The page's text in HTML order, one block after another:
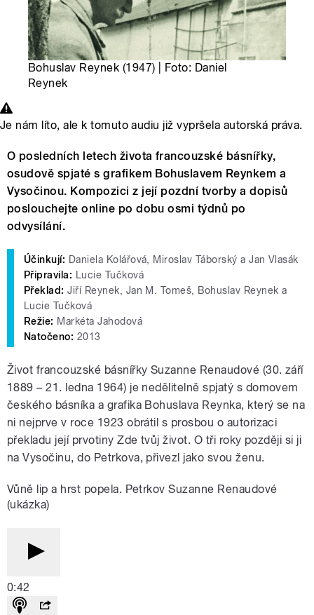
Bohuslav Reynek (1947) | Foto: Daniel
Reynek
Je nám líto, ale k tomuto audiu již vypršela autorská práva.
O posledních letech života francouzské básnířky,
osudově spjaté s grafikem Bohuslavem Reynkem a
Vysočinou. Kompozici z její pozdní tvorby a dopisů
poslouchejte online po dobu osmi týdnů po
odvysílání.
Účinkují: Daniela Kolářová, Miroslav Táborský a Jan Vlasák
Připravila: Lucie Tučková
Překlad: Jiří Reynek, Jan M. Tomeš, Bohuslav Reynek a
Lucie Tučková
Režie: Markéta Jahodová
Natočeno: 2013
Život francouzské básnířky Suzanne Renaudové (30. září
1889 – 21. ledna 1964) je nedělitelně spjatý s domovem
českého básníka a grafika Bohuslava Reynka, který se na
ni nejprve v roce 1923 obrátil s prosbou o autorizaci
překladu její prvotiny Zde tvůj život. O tři roky později si ji
na Vysočinu, do Petrkova, přivezl jako svou ženu.
Vůně lip a hrst popela. Petrkov Suzanne Renaudové
(ukázka)
0:42